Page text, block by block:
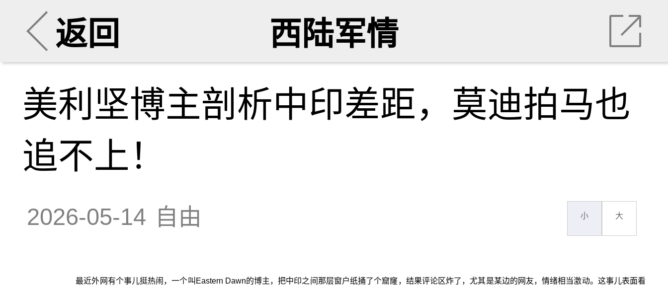
返回 西陆军情
美利坚博主剖析中印差距，莫迪拍马也
追不上！
2026-05-14 自由 小 大
最近外网有个事儿挺热闹，一个叫Eastern Dawn的博主，把中印之间那层窗户纸捅了个窟窿，结果评论区炸了，尤其是某边的网友，情绪相当激动。这事儿表面看